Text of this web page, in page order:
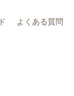
よくある質問